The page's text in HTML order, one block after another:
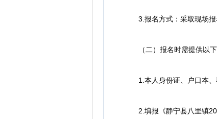
3.报名方式：采取现场报
（二）报名时需提供以下
1.本人身份证、户口本、
2.填报《静宁县八里镇